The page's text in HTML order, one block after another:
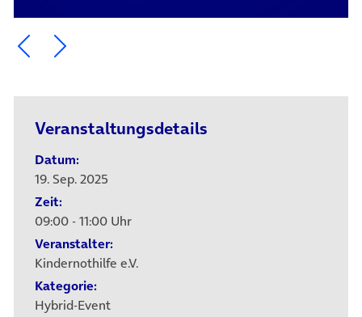
Ein Element zurück blättern
Ein Element weiter blättern
Veranstaltungsdetails
Datum:
19. Sep. 2025
Zeit:
09:00 - 11:00 Uhr
Veranstalter:
Kindernothilfe e.V.
Kategorie:
Hybrid-Event